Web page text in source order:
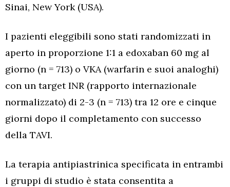
Sinai, New York (USA).
I pazienti eleggibili sono stati randomizzati in
aperto in proporzione 1:1 a edoxaban 60 mg al
giorno (n = 713) o VKA (warfarin e suoi analoghi)
con un target INR (rapporto internazionale
normalizzato) di 2-3 (n = 713) tra 12 ore e cinque
giorni dopo il completamento con successo
della TAVI.
La terapia antipiastrinica specificata in entrambi
i gruppi di studio è stata consentita a